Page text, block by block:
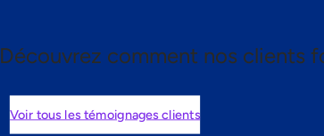
Découvrez comment nos clients
Voir tous les témoignages clients